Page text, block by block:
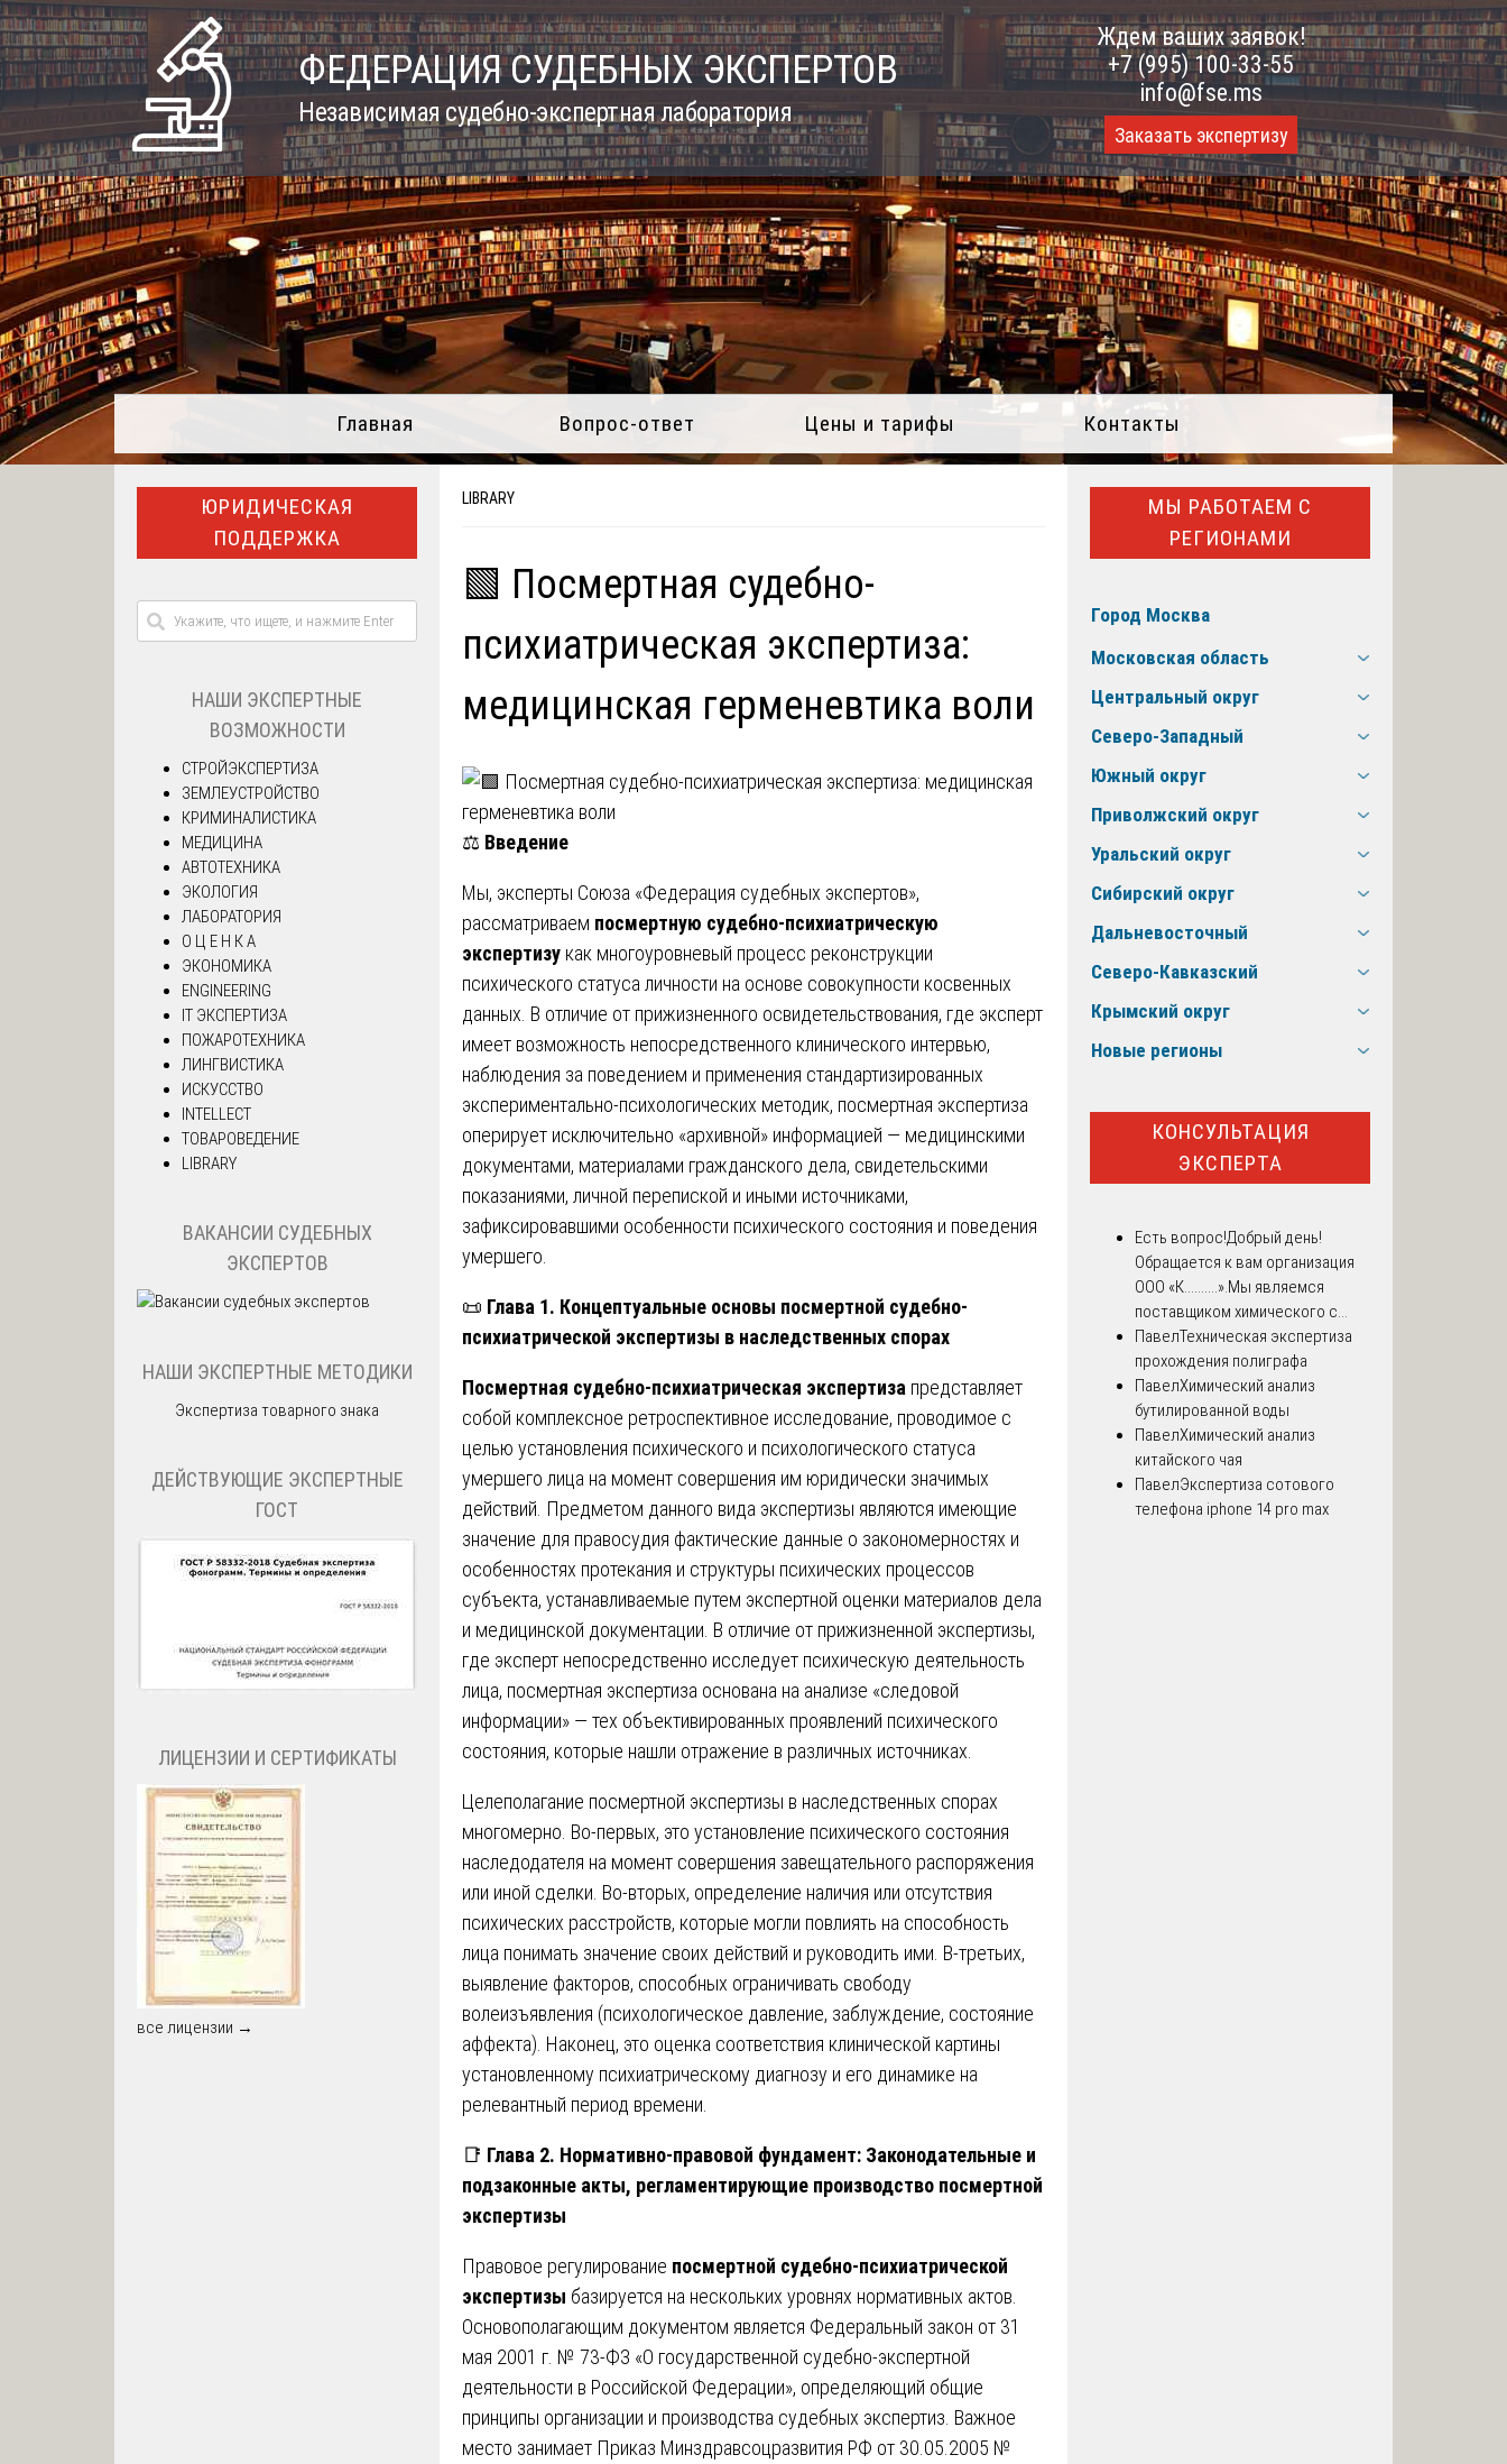
Skip
to
content
ФЕДЕРАЦИЯ СУДЕБНЫХ ЭКСПЕРТОВ
Независимая судебно-экспертная лаборатория
Ждем ваших заявок!
+7 (995) 100-33-55
info@fse.ms
Заказать экспертизу
Главная Вопрос-ответ Цены и тарифы Контакты
LIBRARY
🟩 Посмертная судебно-
психиатрическая экспертиза:
медицинская герменевтика воли
⚖️ Введение
Мы, эксперты Союза «Федерация судебных экспертов»,
рассматриваем посмертную судебно-психиатрическую
экспертизу как многоуровневый процесс реконструкции
психического статуса личности на основе совокупности косвенных
данных. В отличие от прижизненного освидетельствования, где эксперт
имеет возможность непосредственного клинического интервью,
наблюдения за поведением и применения стандартизированных
экспериментально-психологических методик, посмертная экспертиза
оперирует исключительно «архивной» информацией — медицинскими
документами, материалами гражданского дела, свидетельскими
показаниями, личной перепиской и иными источниками,
зафиксировавшими особенности психического состояния и поведения
умершего.
📜 Глава 1. Концептуальные основы посмертной судебно-
психиатрической экспертизы в наследственных спорах
Посмертная судебно-психиатрическая экспертиза представляет
собой комплексное ретроспективное исследование, проводимое с
целью установления психического и психологического статуса
умершего лица на момент совершения им юридически значимых
действий. Предметом данного вида экспертизы являются имеющие
значение для правосудия фактические данные о закономерностях и
особенностях протекания и структуры психических процессов
субъекта, устанавливаемые путем экспертной оценки материалов дела
и медицинской документации. В отличие от прижизненной экспертизы,
где эксперт непосредственно исследует психическую деятельность
лица, посмертная экспертиза основана на анализе «следовой
информации» — тех объективированных проявлений психического
состояния, которые нашли отражение в различных источниках.
Целеполагание посмертной экспертизы в наследственных спорах
многомерно. Во-первых, это установление психического состояния
наследодателя на момент совершения завещательного распоряжения
или иной сделки. Во-вторых, определение наличия или отсутствия
психических расстройств, которые могли повлиять на способность
лица понимать значение своих действий и руководить ими. В-третьих,
выявление факторов, способных ограничивать свободу
волеизъявления (психологическое давление, заблуждение, состояние
аффекта). Наконец, это оценка соответствия клинической картины
установленному психиатрическому диагнозу и его динамике на
релевантный период времени.
📑 Глава 2. Нормативно-правовой фундамент: Законодательные и
подзаконные акты, регламентирующие производство посмертной
экспертизы
Правовое регулирование посмертной судебно-психиатрической
экспертизы базируется на нескольких уровнях нормативных актов.
Основополагающим документом является Федеральный закон от 31
мая 2001 г. № 73-ФЗ «О государственной судебно-экспертной
деятельности в Российской Федерации», определяющий общие
принципы организации и производства судебных экспертиз. Важное
место занимает Приказ Минздравсоцразвития РФ от 30.05.2005 №
ЮРИДИЧЕСКАЯ
ПОДДЕРЖКА
НАШИ ЭКСПЕРТНЫЕ
ВОЗМОЖНОСТИ
СТРОЙЭКСПЕРТИЗА
ЗЕМЛЕУСТРОЙСТВО
КРИМИНАЛИСТИКА
МЕДИЦИНА
АВТОТЕХНИКА
ЭКОЛОГИЯ
ЛАБОРАТОРИЯ
О Ц Е Н К А
ЭКОНОМИКА
ENGINEERING
IT ЭКСПЕРТИЗА
ПОЖАРОТЕХНИКА
ЛИНГВИСТИКА
ИСКУССТВО
INTELLECT
ТОВАРОВЕДЕНИЕ
LIBRARY
ВАКАНСИИ СУДЕБНЫХ
ЭКСПЕРТОВ
НАШИ ЭКСПЕРТНЫЕ МЕТОДИКИ
Экспертиза товарного знака
ДЕЙСТВУЮЩИЕ ЭКСПЕРТНЫЕ
ГОСТ
ЛИЦЕНЗИИ И СЕРТИФИКАТЫ
все лицензии →
МЫ РАБОТАЕМ С
РЕГИОНАМИ
Город Москва
Московская область
Центральный округ
Северо-Западный
Южный округ
Приволжский округ
Уральский округ
Сибирский округ
Дальневосточный
Северо-Кавказский
Крымский округ
Новые регионы
КОНСУЛЬТАЦИЯ
ЭКСПЕРТА
Есть вопрос!Добрый день!
Обращается к вам организация
ООО «К..........».Мы являемся
поставщиком химического с...
ПавелТехническая экспертиза
прохождения полиграфа
ПавелХимический анализ
бутилированной воды
ПавелХимический анализ
китайского чая
ПавелЭкспертиза сотового
телефона iphone 14 pro max